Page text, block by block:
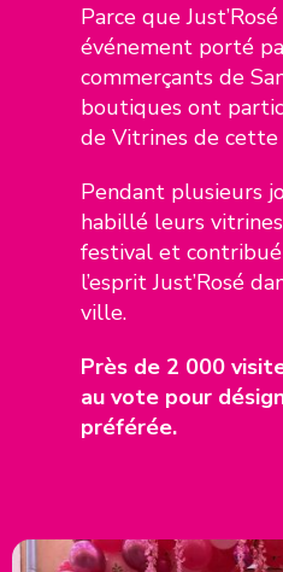
Parce que
événement porté
commerçants de
boutiques ont
de Vitrines de cette
Pendant plusieurs
habillé leurs
festival et
l’esprit Just’Rosé
ville.
Près de 2 000
au vote pour
préférée.